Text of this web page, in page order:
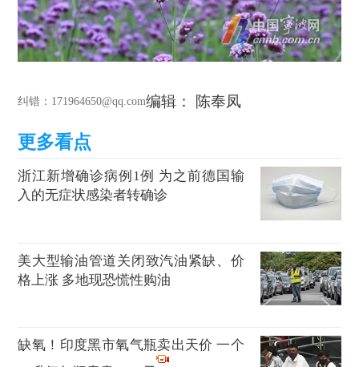
纠错 ：171964650@qq.com编辑： 陈奉凤
浙江新增确诊病例1例 为之前德国输
入的无症状感染者转确诊
美大型输油管道关闭致汽油紧缺、价
格上涨 多地现恐慌性购油
缺氧！印度黑市氧气瓶卖出天价 一个